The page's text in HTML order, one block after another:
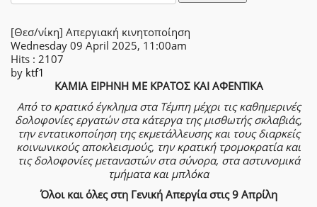
[Θεσ/νίκη] Απεργιακή κινητοποίηση
Wednesday 09 April 2025, 11:00am
Hits : 2107
by ktf1
ΚΑΜΙΑ ΕΙΡΗΝΗ ΜΕ ΚΡΑΤΟΣ ΚΑΙ ΑΦΕΝΤΙΚΑ
Από το κρατικό έγκλημα στα Τέμπη μέχρι τις καθημερινές
δολοφονίες εργατών στα κάτεργα της μισθωτής σκλαβιάς,
την εντατικοποίηση της εκμετάλλευσης και τους διαρκείς
κοινωνικούς αποκλεισμούς, την κρατική τρομοκρατία και
τις δολοφονίες μεταναστών στα σύνορα, στα αστυνομικά
τμήματα και μπλόκα
Όλοι και όλες στη Γενική Απεργία στις 9 Απρίλη